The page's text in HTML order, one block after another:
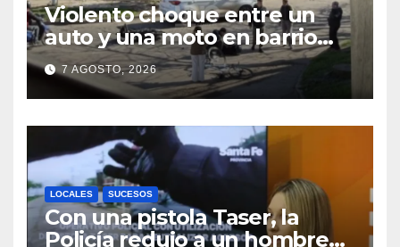
Violento choque entre un
auto y una moto en barrio
Alvear: una mujer quedó
tendida sobre la calzada
7 AGOSTO, 2026
LOCALES SUCESOS
Con una pistola Taser, la
Policía redujo a un hombre